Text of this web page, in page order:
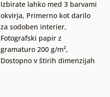
Izbirate lahko med 3 barvami
okvirja, Primerno kot darilo
za sodoben interier,
Fotografski papir z
gramaturo 200 g/m²,
Dostopno v štirih dimenzijah